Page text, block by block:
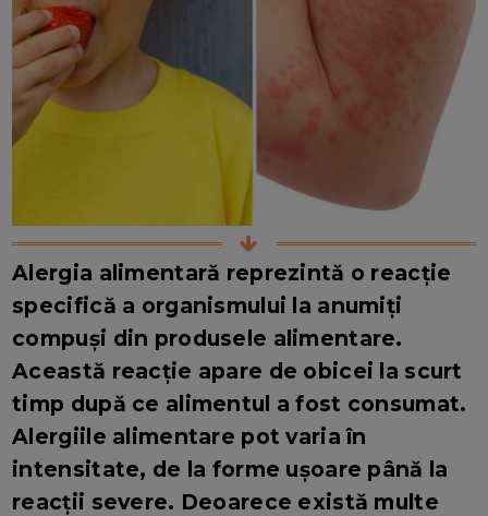
Alergia alimentară reprezintă o reacție
specifică a organismului la anumiți
compuși din produsele alimentare.
Această reacție apare de obicei la scurt
timp după ce alimentul a fost consumat.
Alergiile alimentare pot varia în
intensitate, de la forme ușoare până la
reacții severe. Deoarece există multe